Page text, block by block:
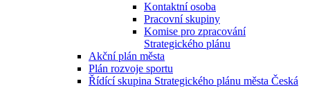
Kontaktní osoba
Pracovní skupiny
Komise pro zpracování
Strategického plánu
Akční plán města
Plán rozvoje sportu
Řídící skupina Strategického plánu města Česká